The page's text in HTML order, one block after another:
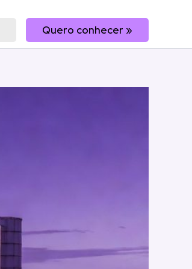
Quero conhecer »